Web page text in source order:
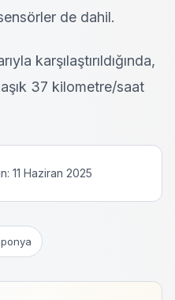
de dahil.
karşılaştırıldığında,
37 kilometre/saat
11 Haziran 2025